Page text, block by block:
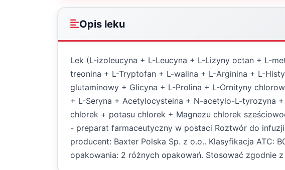
Opis leku
Lek (L-izoleucyna + L-Leucyna + L-Lizyny octan + L-
treonina + L-Tryptofan + L-walina + L-Arginina + L-
glutaminowy + Glicyna + L-Prolina + L-Ornityny
+ L-Seryna + Acetylocysteina + N-acetylo-L-tyrozyna
chlorek + potasu chlorek + Magnezu chlorek
- preparat farmaceutyczny w postaci Roztwór do
producent: Baxter Polska Sp. z o.o.. Klasyfikacja ATC:
opakowania: 2 różnych opakowań. Stosować zgodnie